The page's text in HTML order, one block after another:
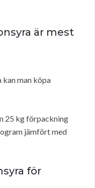
är mest
kan man köpa
25 kg förpackning
jämfört med
för